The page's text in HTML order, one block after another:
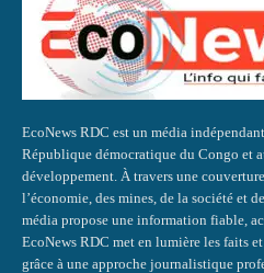
EcoNews RDC est un média
République démocratique du Congo et
développement. À travers une
l’économie, des mines, de la société et
média propose une information fiable,
EcoNews RDC met en lumière les faits
grâce à une approche journalistique